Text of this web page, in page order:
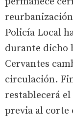
Policía Local
durante dicho
Cervantes
circulación.
restablecerá
previa al corte